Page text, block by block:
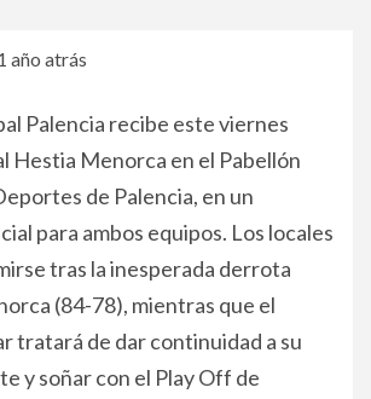
año atrás
Palencia recibe este viernes
Hestia Menorca en el Pabellón
de Palencia, en un
para ambos equipos. Los locales
tras la inesperada derrota
(84-78), mientras que el
tratará de dar continuidad a su
y soñar con el Play Off de